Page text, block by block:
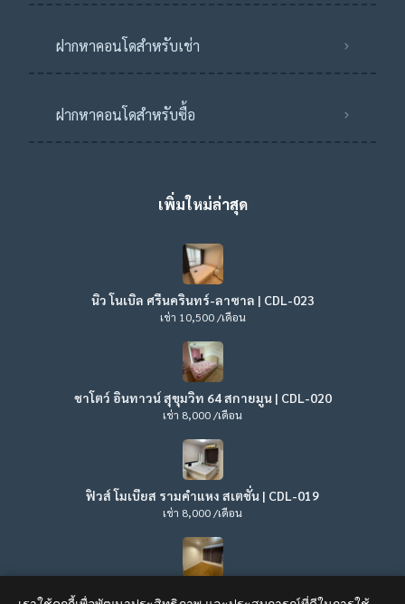
ฝากหาคอนโดสำหรับเช่า
ฝากหาคอนโดสำหรับซื้อ
เพิ่มใหม่ล่าสุด
นิว โนเบิล ศรีนครินทร์-ลาซาล | CDL-023
เช่า 10,500 /เดือน
ชาโตว์ อินทาวน์ สุขุมวิท 64 สกายมูน | CDL-020
เช่า 8,000 /เดือน
ฟิวส์ โมเบียส รามคำแหง สเตชั่น | CDL-019
เช่า 8,000 /เดือน
ลุมพินี วิลล์ ลาดพร้าว – โชคชัย 4 | CDL-017